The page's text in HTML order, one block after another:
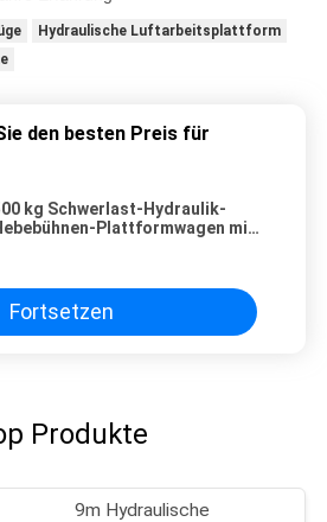
Hydraulische Luftarbeitsplattform
den besten Preis für
kg Schwerlast-Hydraulik-
Plattformwagen mit
Fortsetzen
Produkte
9m Hydraulische